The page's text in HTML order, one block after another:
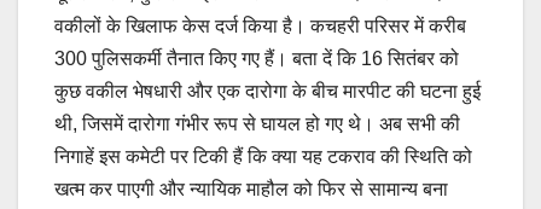
वकीलों के खिलाफ केस दर्ज किया है। कचहरी परिसर में करीब
300 पुलिसकर्मी तैनात किए गए हैं। बता दें कि 16 सितंबर को
कुछ वकील भेषधारी और एक दारोगा के बीच मारपीट की घटना हुई
थी, जिसमें दारोगा गंभीर रूप से घायल हो गए थे। अब सभी की
निगाहें इस कमेटी पर टिकी हैं कि क्या यह टकराव की स्थिति को
खत्म कर पाएगी और न्यायिक माहौल को फिर से सामान्य बना